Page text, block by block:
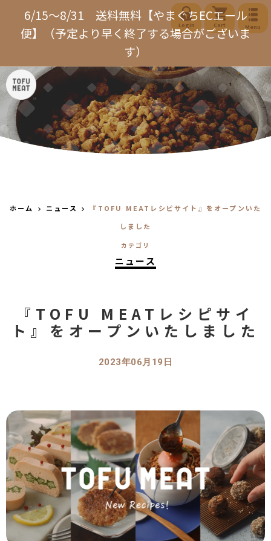
ン
ツ
に
ス
キ
る
6/15～8/31 送料無料【やまぐちECエール
便】（予定より早く終了する場合がございま
す）
Login Cart Menu
ホーム ニュース
『TOFU MEATレシピサイト』をオープンいた
しました
カテゴリ
ニュース
『TOFU MEATレシピサイ
ト』をオープンいたしました
2023年06月19日